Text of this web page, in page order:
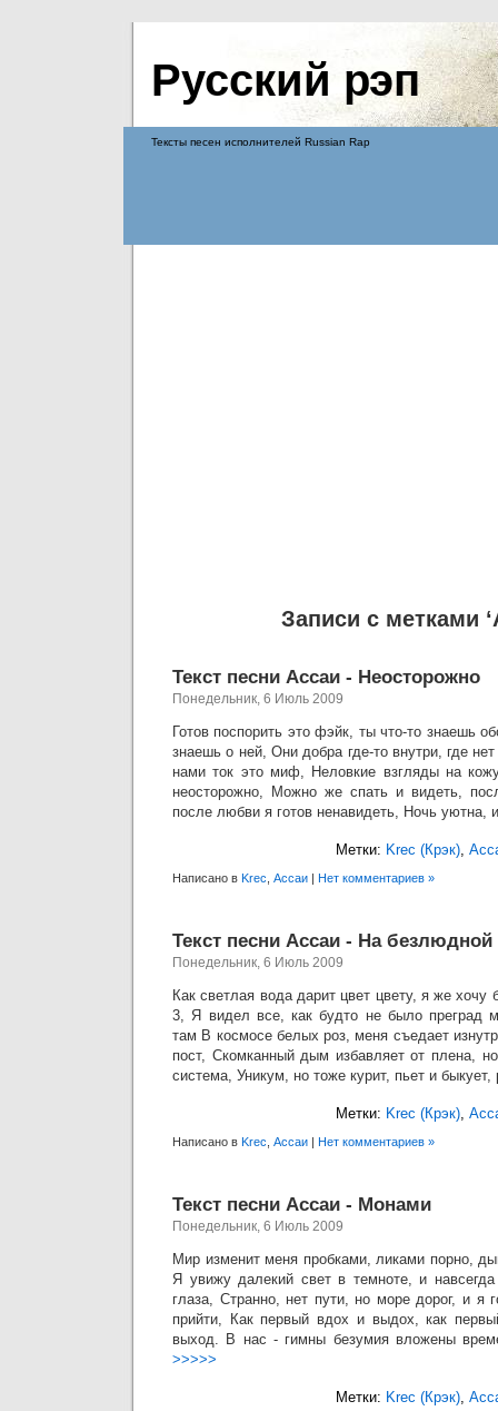
Русский рэп
Тексты песен исполнителей Russian Rap
Записи с метками
Текст песни Ассаи - Неосторожно
Понедельник, 6 Июль 2009
Готов поспорить это фэйк, ты что-то знаешь
знаешь о ней, Они добра где-то внутри, где
нами ток это миф, Неловкие взгляды на
неосторожно, Можно же спать и видеть,
после любви я готов ненавидеть, Ночь уютна,
Метки: Krec (Крэк),
Написано в Krec Ассаи | Нет комментариев »
Текст песни Ассаи - На безлюдной
Понедельник, 6 Июль 2009
Как светлая вода дарит цвет цвету, я же
3, Я видел все, как будто не было преград
там В космосе белых роз, меня съедает
пост, Скомканный дым избавляет от плена,
система, Уникум, но тоже курит, пьет и быкует,
Метки: Krec (Крэк),
Написано в Krec Ассаи | Нет комментариев »
Текст песни Ассаи - Монами
Понедельник, 6 Июль 2009
Мир изменит меня пробками, ликами порно,
Я увижу далекий свет в темноте, и
глаза, Странно, нет пути, но море дорог, и я
прийти, Как первый вдох и выдох, как
выход. В нас - гимны безумия вложены
>>>>>
Метки: Krec (Крэк),